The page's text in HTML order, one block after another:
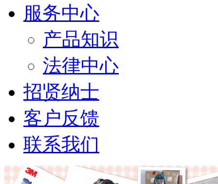
服务中心
产品知识
法律中心
招贤纳士
客户反馈
联系我们